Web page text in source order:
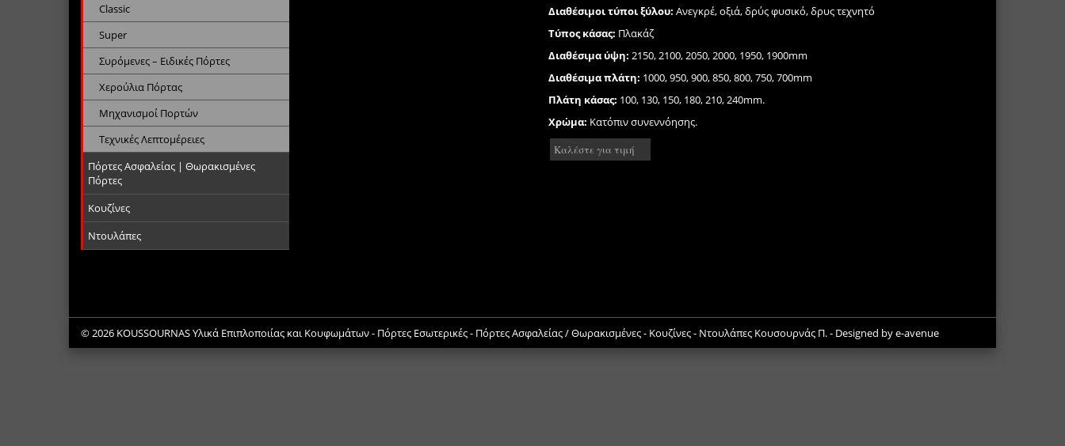
Διαθέσιμοι τύποι ξύλου: Ανεγκρέ, οξιά, δρύς φυσικό, δρυς τεχνητό
Τύπος κάσας: Πλακάζ
Διαθέσιμα ύψη: 2150, 2100, 2050, 2000, 1950, 1900mm
Διαθέσιμα πλάτη: 1000, 950, 900, 850, 800, 750, 700mm
Πλάτη κάσας: 100, 130, 150, 180, 210, 240mm.
Χρώμα: Κατόπιν συνεννόησης.
Καλέστε για τιμή
Classic
Super
Συρόμενες – Ειδικές Πόρτες
Χερούλια Πόρτας
Μηχανισμοί Πορτών
Τεχνικές Λεπτομέρειες
Πόρτες Ασφαλείας | Θωρακισμένες
Πόρτες
Κουζίνες
Ντουλάπες
© 2026 KOUSSOURNAS Υλικά Επιπλοποιίας και Κουφωμάτων - Πόρτες Εσωτερικές - Πόρτες Ασφαλείας / Θωρακισμένες - Κουζίνες - Ντουλάπες Κουσουρνάς Π.- Designed bye-avenue